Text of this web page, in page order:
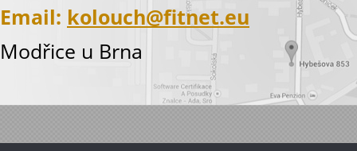
Email: kolouch@fitnet.eu
Modřice u Brna